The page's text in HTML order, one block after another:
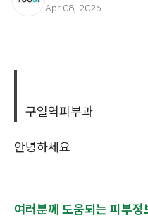
Apr 08, 2026
구일역피부과
안녕하세요
여러분께 도움되는 피부